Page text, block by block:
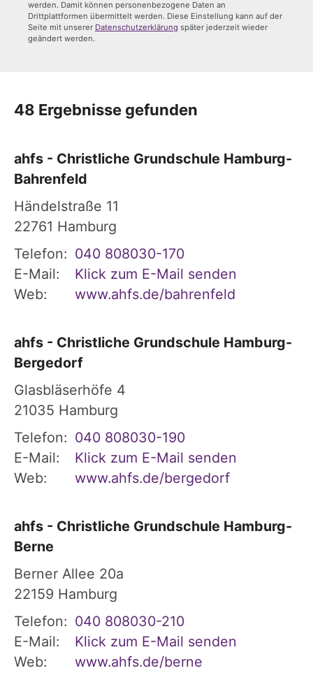
werden. Damit können personenbezogene Daten an
Drittplattformen übermittelt werden. Diese Einstellung kann auf der
Seite mit unserer Datenschutzerklärung später jederzeit wieder
geändert werden.
48 Ergebnisse gefunden
ahfs - Christliche Grundschule Hamburg-
Bahrenfeld
Händelstraße 11
22761 Hamburg
Telefon: 040 808030-170
E-Mail:
Klick zum E-Mail senden
Web:
www.ahfs.de/bahrenfeld
ahfs - Christliche Grundschule Hamburg-
Bergedorf
Glasbläserhöfe 4
21035 Hamburg
Telefon: 040 808030-190
E-Mail:
Klick zum E-Mail senden
Web:
www.ahfs.de/bergedorf
ahfs - Christliche Grundschule Hamburg-
Berne
Berner Allee 20a
22159 Hamburg
Telefon: 040 808030-210
E-Mail:
Klick zum E-Mail senden
Web:
www.ahfs.de/berne